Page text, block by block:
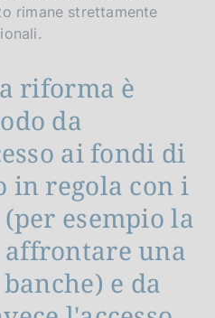
rimane strettamente
riforma è
da
ai fondi di
in regola con i
esempio la
una
e da